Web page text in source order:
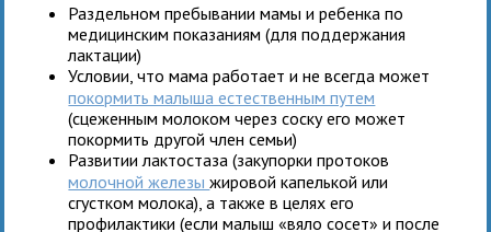
Раздельном пребывании мамы и ребенка по
медицинским показаниям (для поддержания
лактации)
Условии, что мама работает и не всегда может
покормить малыша естественным путем
(сцеженным молоком через соску его может
покормить другой член семьи)
Развитии лактостаза (закупорки протоков
молочной железыжировой капелькой или
сгустком молока), а также в целях его
профилактики (если малыш «вяло сосет» и после